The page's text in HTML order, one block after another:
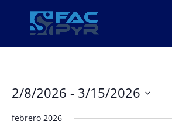
2/8/2026 - 3/15/2026
fecha.
febrero 2026